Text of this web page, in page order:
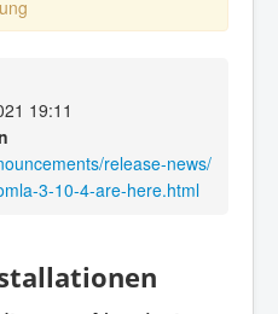
19:11
release-news/
3-10-4-are-here.html